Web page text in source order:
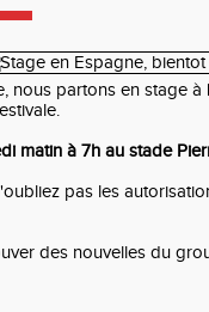
nous partons en stage
matin à 7h au stade
pas les
des nouvelles du